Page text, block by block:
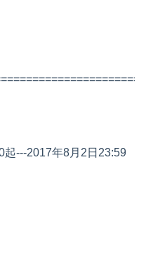
---2017年8月2日23:59